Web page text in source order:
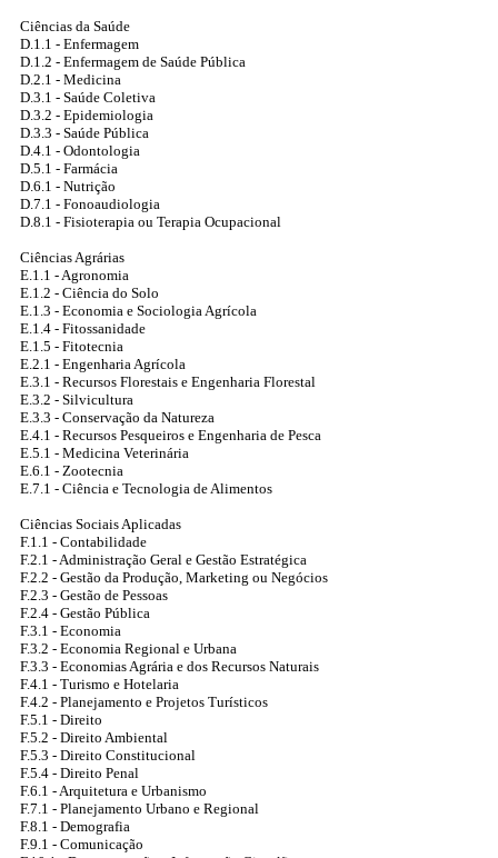
Ciências da Saúde
D.1.1 - Enfermagem
D.1.2 - Enfermagem de Saúde Pública
D.2.1 - Medicina
D.3.1 - Saúde Coletiva
D.3.2 - Epidemiologia
D.3.3 - Saúde Pública
D.4.1 - Odontologia
D.5.1 - Farmácia
D.6.1 - Nutrição
D.7.1 - Fonoaudiologia
D.8.1 - Fisioterapia ou Terapia Ocupacional
Ciências Agrárias
E.1.1 - Agronomia
E.1.2 - Ciência do Solo
E.1.3 - Economia e Sociologia Agrícola
E.1.4 - Fitossanidade
E.1.5 - Fitotecnia
E.2.1 - Engenharia Agrícola
E.3.1 - Recursos Florestais e Engenharia Florestal
E.3.2 - Silvicultura
E.3.3 - Conservação da Natureza
E.4.1 - Recursos Pesqueiros e Engenharia de Pesca
E.5.1 - Medicina Veterinária
E.6.1 - Zootecnia
E.7.1 - Ciência e Tecnologia de Alimentos
Ciências Sociais Aplicadas
F.1.1 - Contabilidade
F.2.1 - Administração Geral e Gestão Estratégica
F.2.2 - Gestão da Produção, Marketing ou Negócios
F.2.3 - Gestão de Pessoas
F.2.4 - Gestão Pública
F.3.1 - Economia
F.3.2 - Economia Regional e Urbana
F.3.3 - Economias Agrária e dos Recursos Naturais
F.4.1 - Turismo e Hotelaria
F.4.2 - Planejamento e Projetos Turísticos
F.5.1 - Direito
F.5.2 - Direito Ambiental
F.5.3 - Direito Constitucional
F.5.4 - Direito Penal
F.6.1 - Arquitetura e Urbanismo
F.7.1 - Planejamento Urbano e Regional
F.8.1 - Demografia
F.9.1 - Comunicação